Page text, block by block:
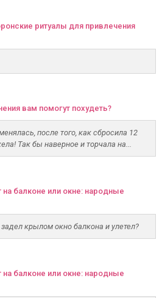
ритуалы для привлечения
вам помогут похудеть?
после того, как сбросила 12
Так бы наверное и торчала на...
на балконе или окне: народные
задел крылом окно балкона и улетел?
на балконе или окне: народные